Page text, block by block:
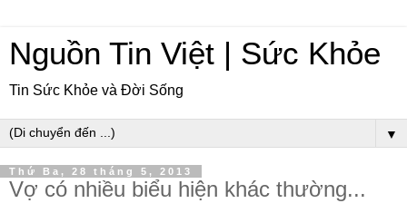
Nguồn Tin Việt | Sức Khỏe
Tin Sức Khỏe và Đời Sống
▼
Thứ Ba, 28 tháng 5, 2013
Vợ có nhiều biểu hiện khác thường...